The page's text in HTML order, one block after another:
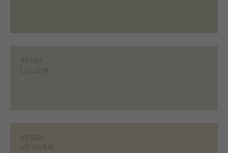
#E567
LIQUEN
#E568
VETIVER